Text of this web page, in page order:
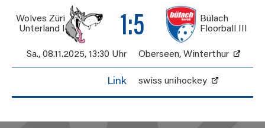
Wolves Züri
Unterland I
1:5
Bülach
Floorball III
Sa., 08.11.2025, 13:30 Uhr Oberseen, Winterthur
Link swiss unihockey